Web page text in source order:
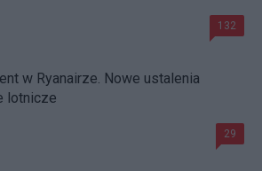
132
w Ryanairze. Nowe ustalenia
lotnicze
29